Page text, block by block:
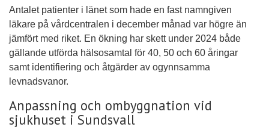
Antalet patienter i länet som hade en fast namngiven
läkare på vårdcentralen i december månad var högre än
jämfört med riket. En ökning har skett under 2024 både
gällande utförda hälsosamtal för 40, 50 och 60 åringar
samt identifiering och åtgärder av ogynnsamma
levnadsvanor.
Anpassning och ombyggnation vid
sjukhuset i Sundsvall